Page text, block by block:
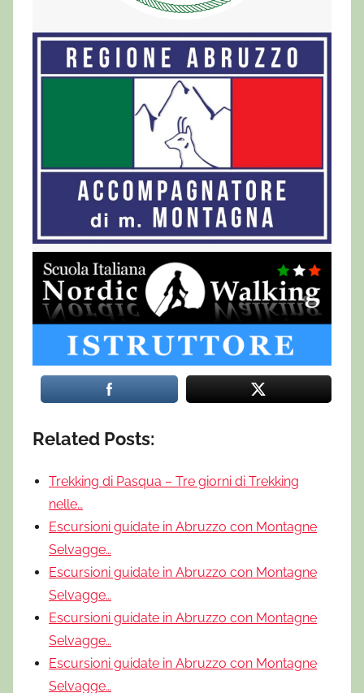
Related Posts:
Trekking di Pasqua – Tre giorni di Trekking
nelle…
Escursioni guidate in Abruzzo con Montagne
Selvagge…
Escursioni guidate in Abruzzo con Montagne
Selvagge…
Escursioni guidate in Abruzzo con Montagne
Selvagge…
Escursioni guidate in Abruzzo con Montagne
Selvagge…